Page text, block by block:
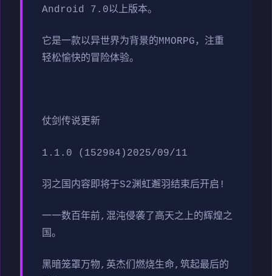
Android 7.0以上版本。
它是一款以异世界为背景的MMORPG，注重
轻松愉快的冒险体验。
仗剑传说更新
1.1.0 (152984)2025/09/11
羽之国内容即将于S2渊虹邂羽结束后开启!
一一数百年前,混沌侵袭了高天之上的辉煌之
国。
黑暗笼罩万物,英杰们燃烧生命,筑起最后的